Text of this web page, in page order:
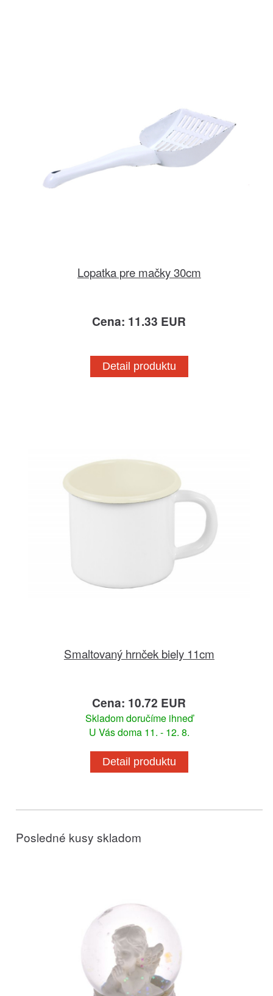
Lopatka pre mačky 30cm
Cena: 11.33 EUR
Detail produktu
Smaltovaný hrnček biely 11cm
Cena: 10.72 EUR
Skladom doručíme ihneď
U Vás doma 11. - 12. 8.
Detail produktu
Posledné kusy skladom